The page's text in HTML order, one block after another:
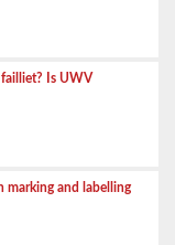
Is UWV
marking and labelling